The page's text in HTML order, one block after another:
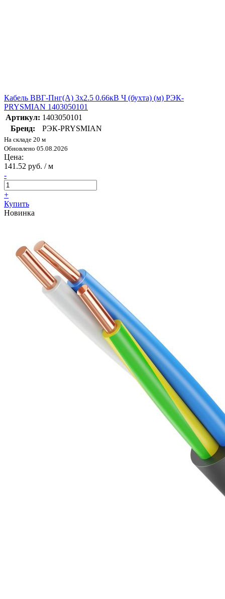
Кабель ВВГ-Пнг(А) 3х2.5 0.66кВ Ч (бухта) (м) РЭК-
PRYSMIAN 1403050101
Артикул: 1403050101
Бренд:
РЭК-PRYSMIAN
На складе 20 м
Обновлено 05.08.2026
Цена:
141.52 руб. / м
-
+
Купить
Новинка